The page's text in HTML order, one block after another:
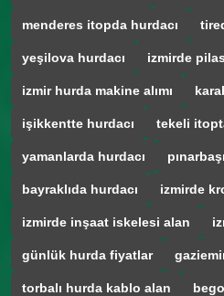
menderes itopda hurdacı
yeşilova hurdacı izmirde
izmir hurda makine alımı
işikkentte hurdacı tekeli
yamanlarda hurdacı
bayraklıda hurdacı izmirde
izmirde inşaat iskelesi alan
günlük hurda fiyatlar
torbalı hurda kablo alan